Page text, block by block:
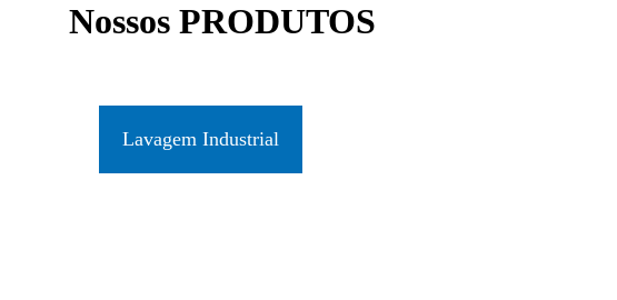
Nossos PRODUTOS
Lavagem Industrial